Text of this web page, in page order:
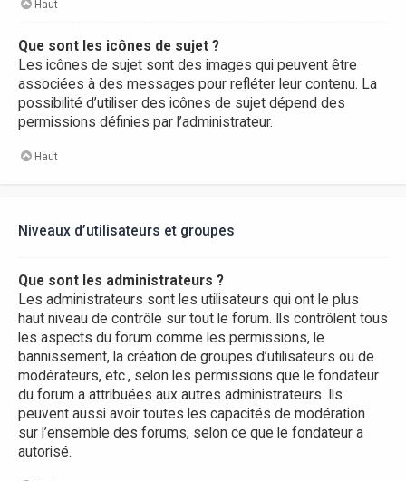
Haut
Que sont les icônes de sujet ?
Les icônes de sujet sont des images qui peuvent être
associées à des messages pour refléter leur contenu. La
possibilité d’utiliser des icônes de sujet dépend des
permissions définies par l’administrateur.
Haut
Niveaux d’utilisateurs et groupes
Que sont les administrateurs ?
Les administrateurs sont les utilisateurs qui ont le plus
haut niveau de contrôle sur tout le forum. Ils contrôlent tous
les aspects du forum comme les permissions, le
bannissement, la création de groupes d’utilisateurs ou de
modérateurs, etc., selon les permissions que le fondateur
du forum a attribuées aux autres administrateurs. Ils
peuvent aussi avoir toutes les capacités de modération
sur l’ensemble des forums, selon ce que le fondateur a
autorisé.